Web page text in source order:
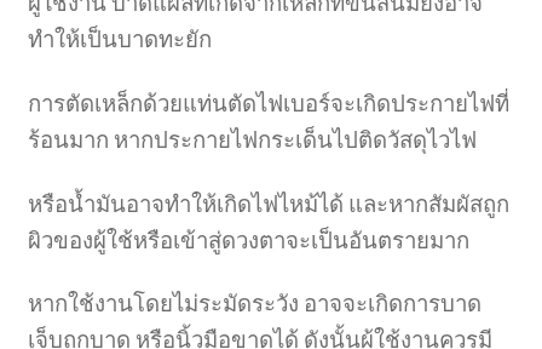
ทำให้เป็นบาดทะยัก
การตัดเหล็กด้วยแท่นตัดไฟเบอร์จะเกิดประกายไฟที่
ร้อนมาก หากประกายไฟกระเด็นไปติดวัสดุไวไฟ
หรือน้ำมันอาจทำให้เกิดไฟไหม้ได้ และหากสัมผัสถูก
ผิวของผู้ใช้หรือเข้าสู่ดวงตาจะเป็นอันตรายมาก
หากใช้งานโดยไม่ระมัดระวัง อาจจะเกิดการบาด
เจ็บถูกบาด หรือนิ้วมือขาดได้ ดังนั้นผู้ใช้งานควรมี